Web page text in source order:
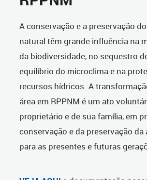
A conservação e a preservação
natural têm grande influência na
da biodiversidade, no sequestro
equilíbrio do microclima e na
recursos hídricos. A
área em RPPNM é um ato
proprietário e de sua família, em
conservação e da preservação da
para as presentes e futuras